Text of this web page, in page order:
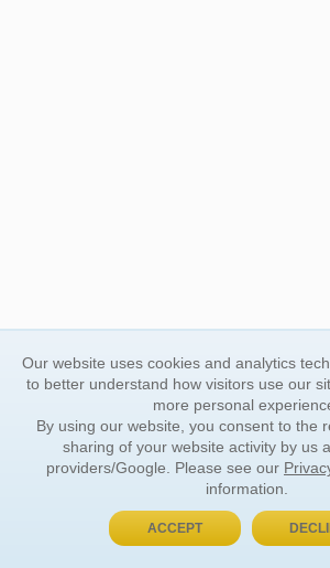
Our website uses cookies and analytics
to better understand how visitors use our
more personal
By using our website, you consent to the
sharing of your website activity by us
providers/Google. Please see our
information.
ACCEPT